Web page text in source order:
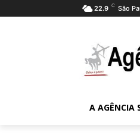
22.9 C São
A AGÊNCIA